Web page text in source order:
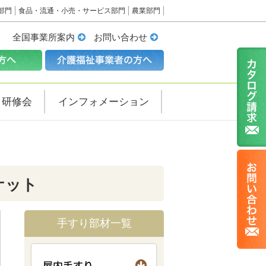
門 食品・流通・小売・サービス部門 農業部門
全国事業所案内 お問い合わせ
修会 インフォメーション
ト
手すり部材一覧